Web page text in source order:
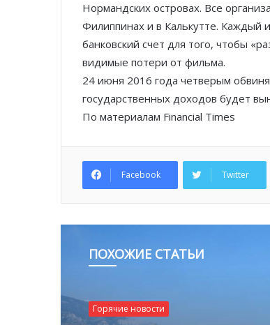
Нормандских островах. Все
Филиппинах и в Калькутте. Каждый
банковский счет для того, чтобы
видимые потери от фильма.
24 июня 2016 года четверым
государственных доходов будет
По материалам Financial Times
Facebook Twitter
ПОХОЖИЕ СТАТЬИ
Горячие новости